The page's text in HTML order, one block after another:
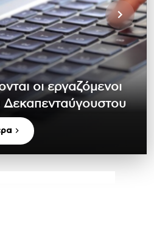
οι εργαζόμενοι
Δεκαπενταύγουστου